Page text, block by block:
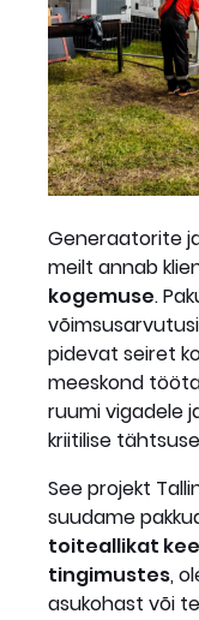
Generaatorite
meilt annab
kogemuse.
pidevat seiret
meeskond
ruumi vigadele
kriitilise
See projekt
suudame
toiteallikat
tingimustes,
asukohast või